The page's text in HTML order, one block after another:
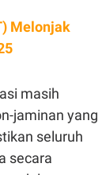
Melonjak
masih
jaminan yang
seluruh
secara